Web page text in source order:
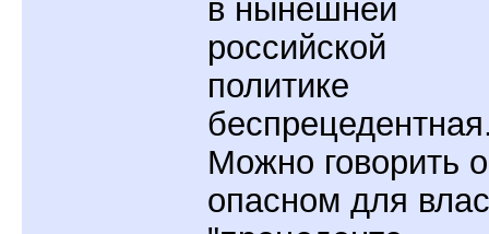
в нынешней
российской
политике
Можно говорить
опасном для